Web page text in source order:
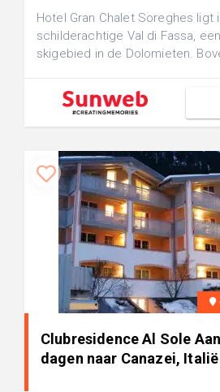
Hotel Gran Chalet Soreghes ligt
schilderachtige Val di Fassa,
skigebied in de Dolomieten.
Clubresidence Al Sole
dagen naar Canazei, Italië